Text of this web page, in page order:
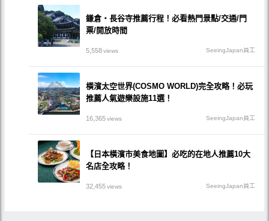
鎌倉・長谷寺推薦行程！必看熱門景點/交通/門
票/開放時間
5,558views SeeingJapan員工
橫濱太空世界(COSMO WORLD)完全攻略！必玩
推薦人氣遊樂設施11選！
16,365views SeeingJapan員工
【日本橫濱市美食地圖】必吃的在地人推薦10大
名店全攻略！
32,455views SeeingJapan員工